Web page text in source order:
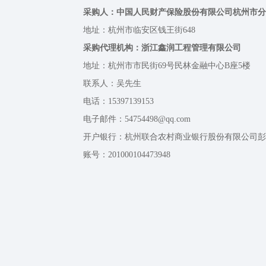
采购人：中国人民财产保险股份有限公司杭州市分
地址：杭州市临安区钱王街648
采购代理机构：浙江鑫润工程管理有限公司
地址：杭州市市民街69号民林金融中心B座5楼
联系人：吴先生
电话：15397139153
电子邮件：54754498@qq.com
开户银行：杭州联合农村商业银行股份有限公司
账号：201000104473948